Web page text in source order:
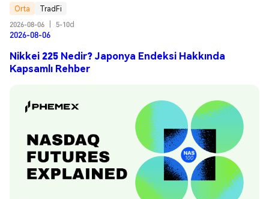
Orta
TradFi
2026-08-06
5-10d
2026-08-06
Nikkei 225 Nedir? Japonya Endeksi Hakkında
Kapsamlı Rehber